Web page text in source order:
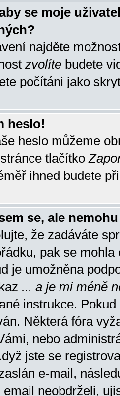
se moje
najděte
zvolíte budete
počítáni jako
heslo!
heslo můžeme
tlačítko
ihned budete
se, ale
že zadáváte
pak se
je umožněna
... a je mi méně
instrukce.
Některá fóra
nebo
jste se
e-mail,
email neobdrželi,